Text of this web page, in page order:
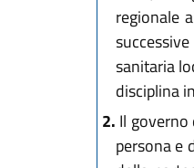
regionale
sanitaria
disciplina
2. Il
persona e